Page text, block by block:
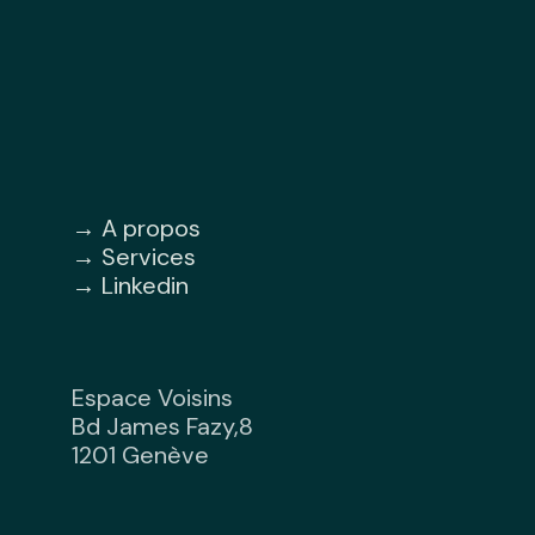
→ A propos
→ Services
→ Linkedin
Espace Voisins
Bd James Fazy,8
1201 Genève